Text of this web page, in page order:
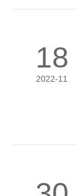
18
2022-11